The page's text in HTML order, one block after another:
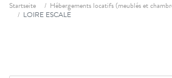
Startseite
Hébergements locatifs (meublés et
LOIRE ESCALE